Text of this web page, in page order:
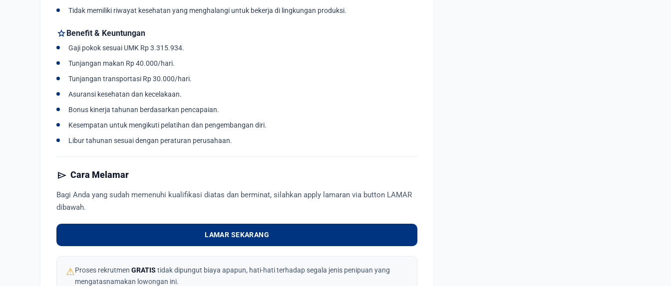
Tidak memiliki riwayat kesehatan yang menghalangi untuk bekerja di lingkungan produksi.
starBenefit & Keuntungan
Gaji pokok sesuai UMK Rp 3.315.934.
Tunjangan makan Rp 40.000/hari.
Tunjangan transportasi Rp 30.000/hari.
Asuransi kesehatan dan kecelakaan.
Bonus kinerja tahunan berdasarkan pencapaian.
Kesempatan untuk mengikuti pelatihan dan pengembangan diri.
Libur tahunan sesuai dengan peraturan perusahaan.
send Cara Melamar
Bagi Anda yang sudah memenuhi kualifikasi diatas dan berminat, silahkan apply lamaran via button LAMAR
dibawah.
LAMAR SEKARANG
⚠Proses rekrutmen GRATIS tidak dipungut biaya apapun, hati-hati terhadap segala jenis penipuan yang
mengatasnamakan lowongan ini.